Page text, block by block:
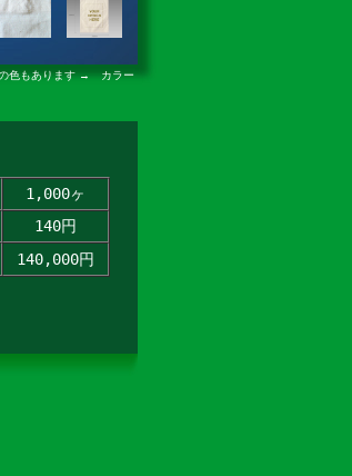
色もあります →カラー
1,000ヶ
140円
140,000円